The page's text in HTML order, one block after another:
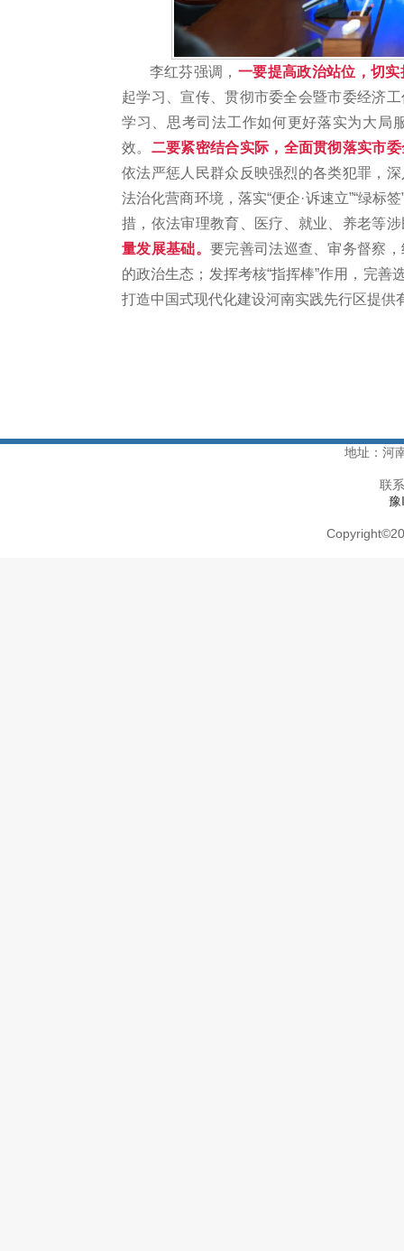
李红芬强调， 一要提高政治站位，切
起学习、宣传、贯彻市委全会暨市委经济
学习、思考司法工作如何更好落实为大局
效。 二要紧密结合实际，全面贯彻落实市
依法严惩人民群众反映强烈的各类犯罪，
法治化营商环境，落实“便企·诉速立”“绿标
措，依法审理教育、医疗、就业、养老等
量发展基础。 要完善司法巡查、审务督察
的政治生态；发挥考核“指挥棒”作用，完善
打造中国式现代化建设河南实践先行区提供
地址：河
联
豫
Copyright©